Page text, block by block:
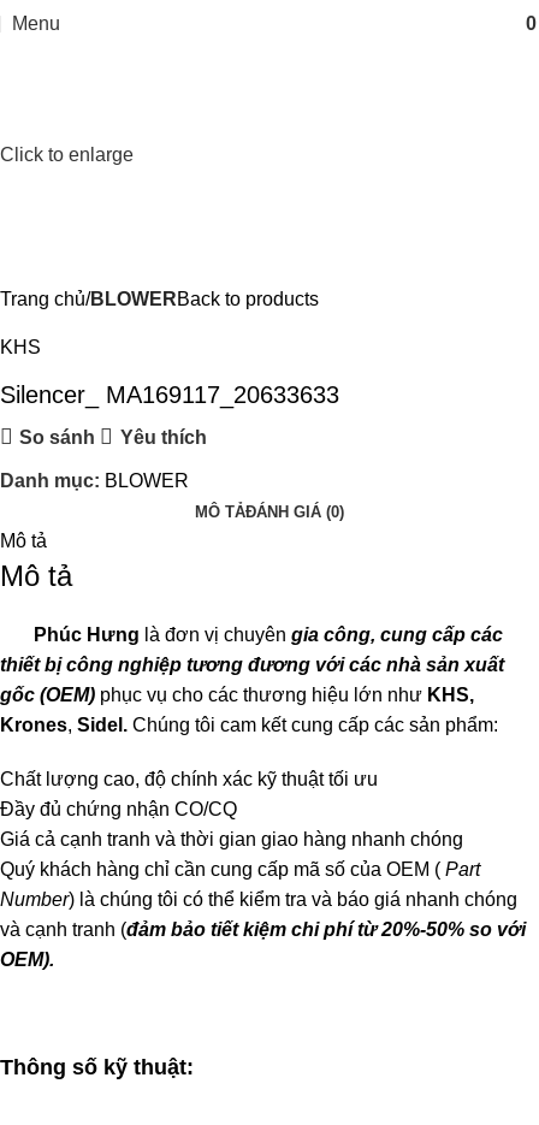
Menu
Click to enlarge
Trang chủ BLOWERBack to products
KHS
Silencer_ MA169117_20633633
So sánh Yêu thích
Danh mục: BLOWER
MÔ TẢĐÁNH GIÁ (0)
Mô tả
Mô tả
Phúc Hưng là đơn vị chuyên gia công, cung cấp các
thiết bị công nghiệp tương đương với các nhà sản xuất
gốc (OEM) phục vụ cho các thương hiệu lớn như KHS,
Krones, Sidel. Chúng tôi cam kết cung cấp các sản phẩm:
Chất lượng cao, độ chính xác kỹ thuật tối ưu
Đầy đủ chứng nhận CO/CQ
Giá cả cạnh tranh và thời gian giao hàng nhanh chóng
Quý khách hàng chỉ cần cung cấp mã số của OEM ( Part
Number) là chúng tôi có thể kiểm tra và báo giá nhanh chóng
và cạnh tranh (đảm bảo tiết kiệm chi phí từ 20%-50% so với
OEM).
Thông số kỹ thuật: